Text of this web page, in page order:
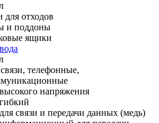
для отходов
и поддоны
ящики
телефонные,
напряжения
связи и передачи данных (медь)